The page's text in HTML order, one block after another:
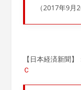
（2017年9
【日本経済新聞】
Ｃ